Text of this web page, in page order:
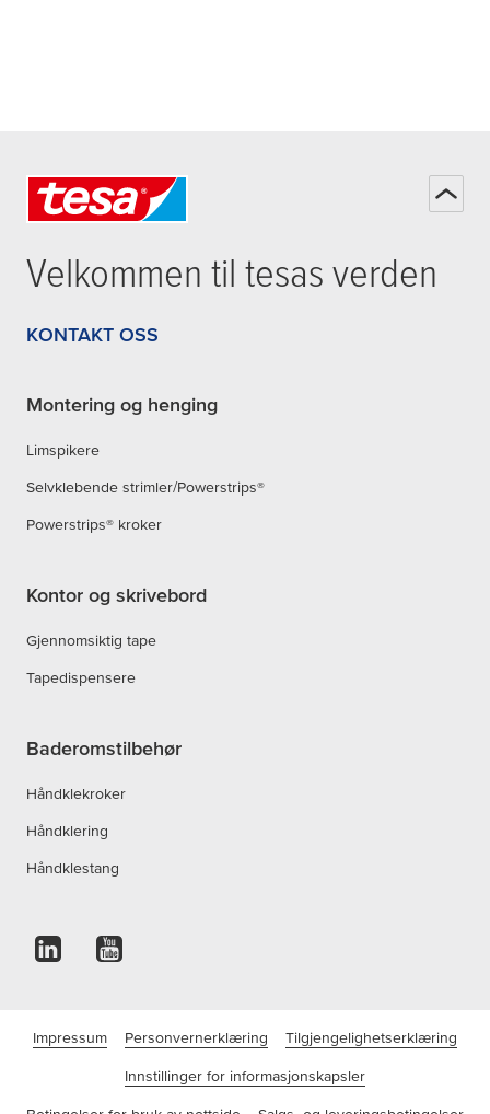
Velkommen til tesas verden
KONTAKT OSS
Montering og henging
Limspikere
Selvklebende strimler/Powerstrips®
Powerstrips® kroker
Kontor og skrivebord
Gjennomsiktig tape
Tapedispensere
Baderomstilbehør
Håndklekroker
Håndklering
Håndklestang
Impressum Personvernerklæring Tilgjengelighetserklæring
Innstillinger for informasjonskapsler